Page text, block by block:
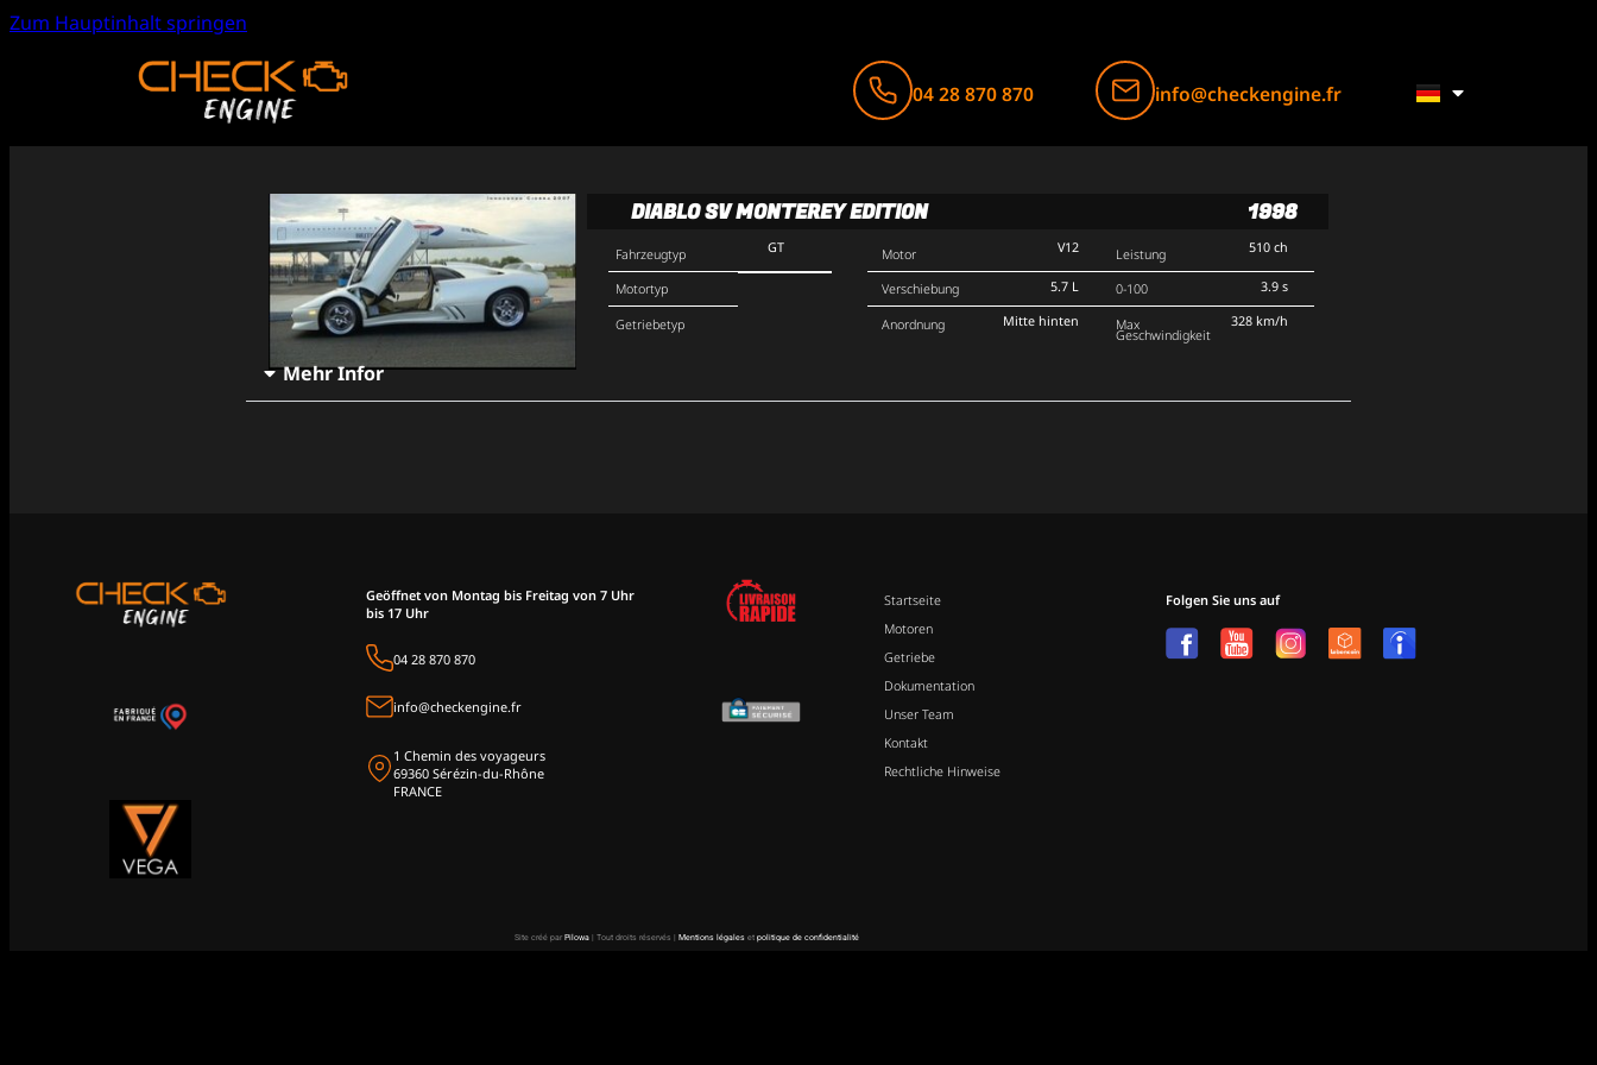
Zum Hauptinhalt springen
04 28 870 870 info@checkengine.fr
DIABLO SV MONTEREY EDITION 1998
Fahrzeugtyp
Motortyp
Getriebetyp
GT Motor
Verschiebung
Anordnung
V12
5.7 L
Mitte hinten
Leistung
0-100
Max
Geschwindigkeit
510 ch
3.9 s
328 km/h
Mehr Infor
Geöffnet von Montag bis Freitag von 7 Uhr
bis 17 Uhr
04 28 870 870
info@checkengine.fr
1 Chemin des voyageurs
69360 Sérézin-du-Rhône
FRANCE
Startseite
Motoren
Getriebe
Dokumentation
Unser Team
Kontakt
Rechtliche Hinweise
Folgen Sie uns auf
Site créé par Pilowa | Tout droits réservés | Mentions légales et politique de confidentialité